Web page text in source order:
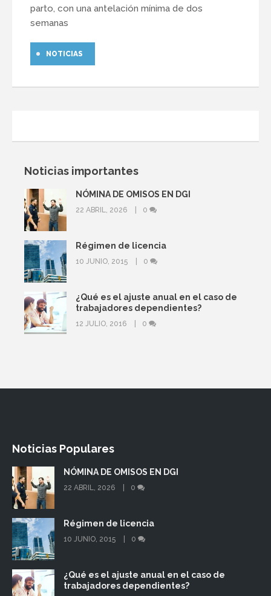
parto, con una antelación mínima de dos
semanas
NOTICIAS
Noticias importantes
NÓMINA DE OMISOS EN DGI
22 ABRIL, 2026 0
Régimen de licencia
10 JUNIO, 2015 0
¿Qué es el ajuste anual en el caso de
trabajadores dependientes?
12 JULIO, 2016 0
Noticias Populares
NÓMINA DE OMISOS EN DGI
22 ABRIL, 2026 0
Régimen de licencia
10 JUNIO, 2015 0
¿Qué es el ajuste anual en el caso de
trabajadores dependientes?